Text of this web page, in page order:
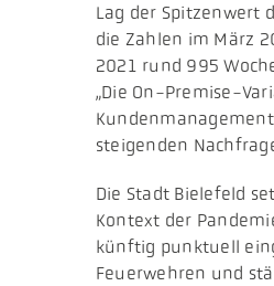
Lag der Spitzenwert
die Zahlen im März
2021 rund 995
„Die On-Premise-
steigenden
Die Stadt Bielefeld
Kontext der
künftig punktuell
Feuerwehren und